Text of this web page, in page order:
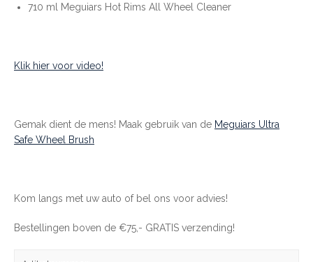
710 ml Meguiars Hot Rims All Wheel Cleaner
Klik hier voor video!
Gemak dient de mens! Maak gebruik van de Meguiars Ultra
Safe Wheel Brush
Kom langs met uw auto of bel ons voor advies!
Bestellingen boven de €75,- GRATIS verzending!